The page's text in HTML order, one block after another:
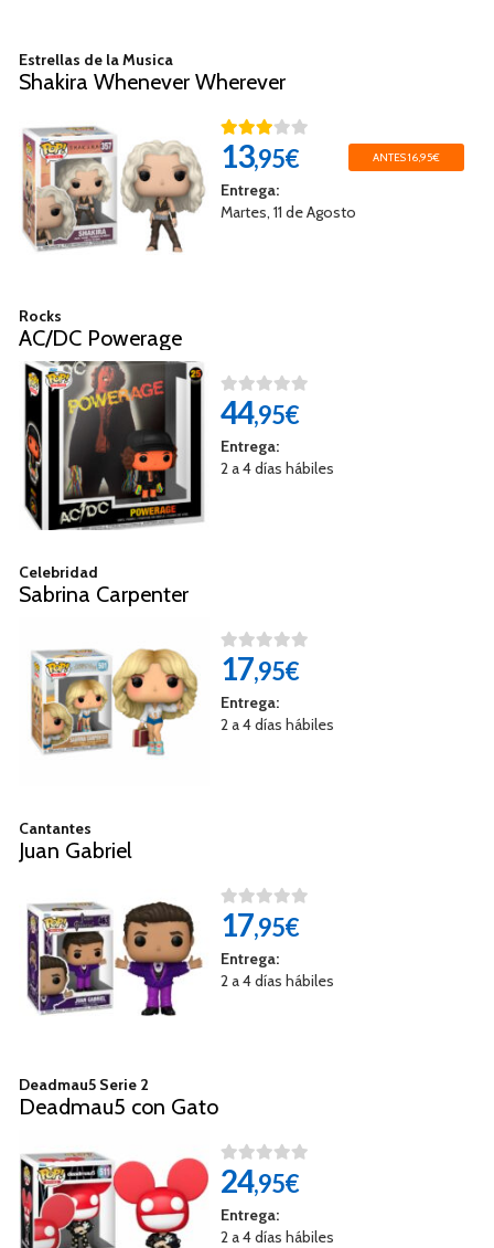
Estrellas de la Musica
Shakira Whenever Wherever
13,95€ ANTES 16,95€
Entrega:
Martes, 11 de Agosto
Rocks
AC/DC Powerage
44,95€
Entrega:
2 a 4 días hábiles
Celebridad
Sabrina Carpenter
17,95€
Entrega:
2 a 4 días hábiles
Cantantes
Juan Gabriel
17,95€
Entrega:
2 a 4 días hábiles
Deadmau5 Serie 2
Deadmau5 con Gato
24,95€
Entrega:
2 a 4 días hábiles